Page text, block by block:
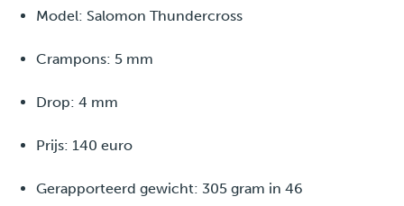
Model: Salomon Thundercross
Crampons: 5 mm
Drop: 4 mm
Prijs: 140 euro
Gerapporteerd gewicht: 305 gram in 46